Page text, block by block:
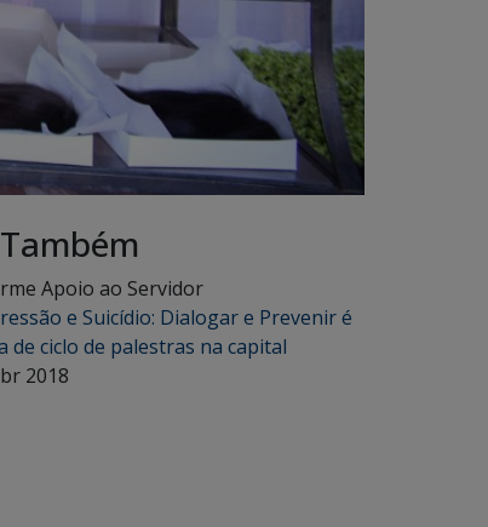
Apoio ao Servidor
e Suicídio: Dialogar e Prevenir é
de ciclo de palestras na capital
2018